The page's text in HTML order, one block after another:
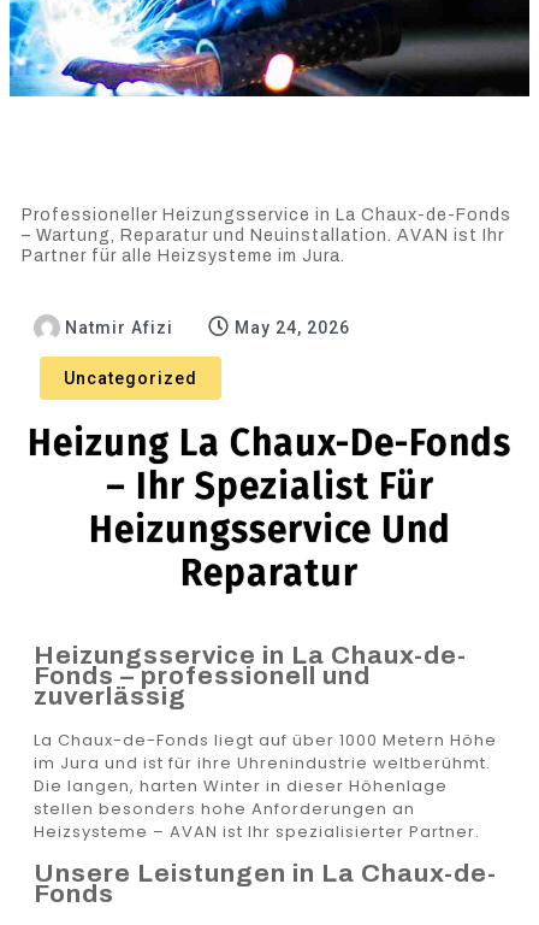
Professioneller Heizungsservice in La Chaux-de-Fonds
– Wartung, Reparatur und Neuinstallation. AVAN ist Ihr
Partner für alle Heizsysteme im Jura.
Natmir Afizi May 24, 2026
Uncategorized
Heizung La Chaux-De-Fonds
– Ihr Spezialist Für
Heizungsservice Und
Reparatur
Heizungsservice in La Chaux-de-
Fonds – professionell und
zuverlässig
La Chaux-de-Fonds liegt auf über 1000 Metern Höhe
im Jura und ist für ihre Uhrenindustrie weltberühmt.
Die langen, harten Winter in dieser Höhenlage
stellen besonders hohe Anforderungen an
Heizsysteme – AVAN ist Ihr spezialisierter Partner.
Unsere Leistungen in La Chaux-de-
Fonds